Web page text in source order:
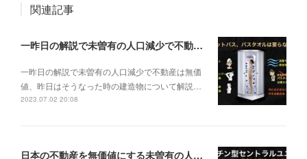
関連記事
一昨日の解説で未曽有の人口減少で不動産は無価値、昨日はそうなった時の建造物について解説、今日からはその設備について解説をして行く。
一昨日の解説で未曽有の人口減少で不動産は無価
値、昨日はそうなった時の建造物について解説…
2023.07.02 20:08
日本の不動産を無価値にする未曽有の人口減少。ではこれからの建築物の構造はどうなるかは既に解説した。今はその内部の内容。その1